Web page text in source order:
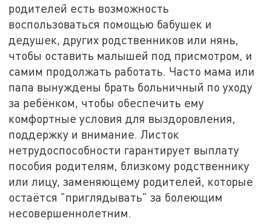
родителей есть возможность
воспользоваться помощью бабушек и
дедушек, других родственников или нянь,
чтобы оставить малышей под присмотром, и
самим продолжать работать. Часто мама или
папа вынуждены брать больничный по уходу
за ребёнком, чтобы обеспечить ему
комфортные условия для выздоровления,
поддержку и внимание. Листок
нетрудоспособности гарантирует выплату
пособия родителям, близкому родственнику
или лицу, заменяющему родителей, которые
остаётся "приглядывать" за болеющим
несовершеннолетним.